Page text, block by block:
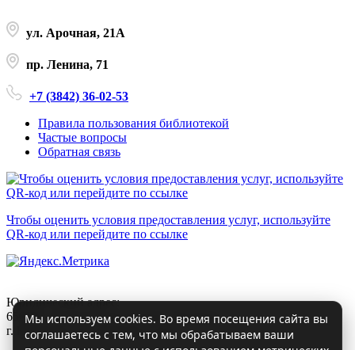
ул. Арочная, 21А
пр. Ленина, 71
+7 (3842) 36-02-53
Правила пользования библиотекой
Частые вопросы
Обратная связь
Чтобы оценить условия предоставления услуг, используйте
QR-код или перейдите по ссылке
Юридический адрес:
650000, Кемеровская область – Кузбасс,
г. Кемерово, ул. Арочная д.21а
Мы используем cookies. Во время посещения сайта вы
соглашаетесь с тем, что мы обрабатываем ваши